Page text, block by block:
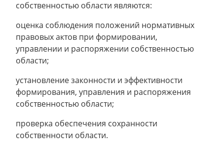
собственностью области являются:
оценка соблюдения положений нормативных
правовых актов при формировании,
управлении и распоряжении собственностью
области;
установление законности и эффективности
формирования, управления и распоряжения
собственностью области;
проверка обеспечения сохранности
собственности области.